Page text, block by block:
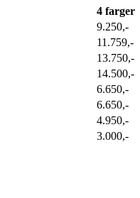
4 farger
9.250,-
11.759,-
13.750,-
14.500,-
6.650,-
6.650,-
4.950,-
3.000,-